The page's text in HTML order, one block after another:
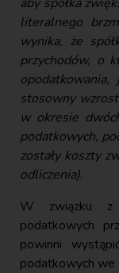
literalnego
wynika, że
przychodów, o
stosowny
w okresie
podatkowych,
zostały koszty
odliczenia).
W związku z
podatkowych
powinni
podatkowych we